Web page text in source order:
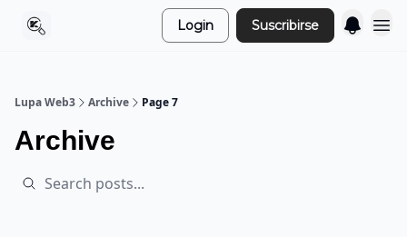
Login Suscribirse
Lupa Web3 Archive Page 7
Archive